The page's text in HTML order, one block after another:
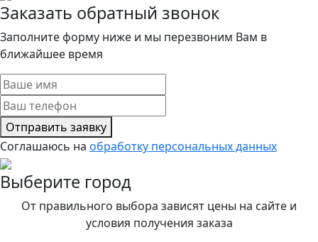
Заказать обратный звонок
Заполните форму ниже и мы перезвоним Вам в
ближайшее время
Отправить заявку
Соглашаюсь на обработку персональных данных
Выберите город
От правильного выбора зависят цены на сайте и
условия получения заказа